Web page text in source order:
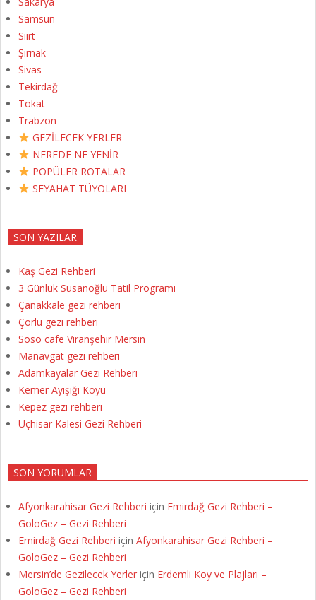
Samsun
Siirt
Şırnak
Sivas
Tekirdağ
Tokat
Trabzon
GEZİLECEK YERLER
NEREDE NE YENİR
POPÜLER ROTALAR
SEYAHAT TÜYOLARI
SON YAZILAR
Kaş Gezi Rehberi
3 Günlük Susanoğlu Tatil Programı
Çanakkale gezi rehberi
Çorlu gezi rehberi
Soso cafe Viranşehir Mersin
Manavgat gezi rehberi
Adamkayalar Gezi Rehberi
Kemer Ayışığı Koyu
Kepez gezi rehberi
Uçhisar Kalesi Gezi Rehberi
SON YORUMLAR
Afyonkarahisar Gezi Rehberi için Emirdağ Gezi Rehberi –
GoloGez – Gezi Rehberi
Emirdağ Gezi Rehberi için Afyonkarahisar Gezi Rehberi –
GoloGez – Gezi Rehberi
Mersin’de Gezilecek Yerler için Erdemli Koy ve Plajları –
GoloGez – Gezi Rehberi